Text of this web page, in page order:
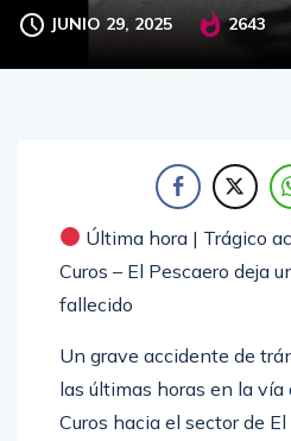
JUNIO 29, 2025 2643
Última hora | Trágico
Curos – El Pescaero deja
fallecido
Un grave accidente de
las últimas horas en la vía
Curos hacia el sector de